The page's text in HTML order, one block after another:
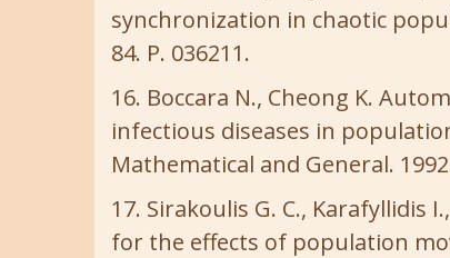
synchronization in chaotic
84. P. 036211.
Boccara N., Cheong K.
infectious diseases in
Mathematical and General.
Sirakoulis G. C., Karafyllidis
for the effects of population